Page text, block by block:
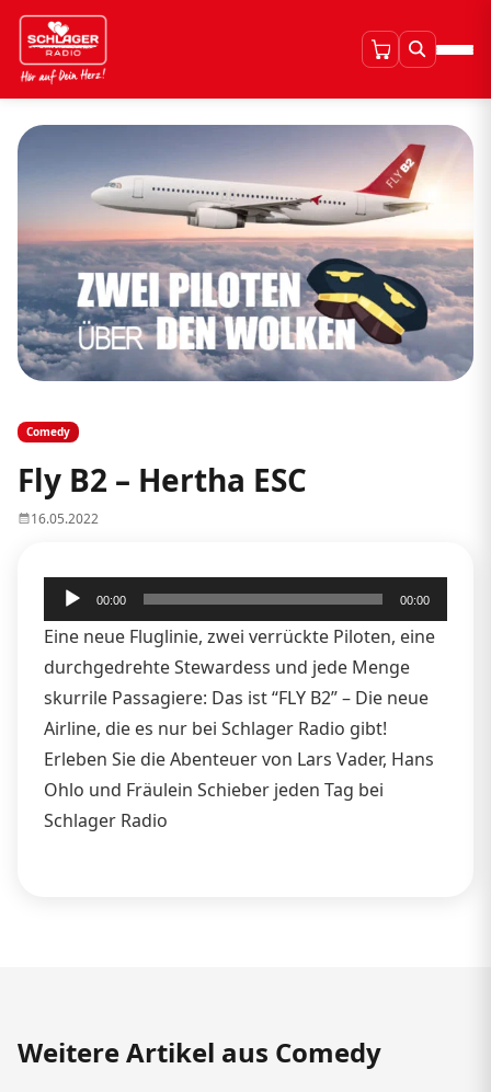
Comedy
Fly B2 – Hertha ESC
16.05.2022
Audio-
Player
00:00 00:00
Eine neue Fluglinie, zwei verrückte Piloten, eine
durchgedrehte Stewardess und jede Menge
skurrile Passagiere: Das ist “FLY B2” – Die neue
Airline, die es nur bei Schlager Radio gibt!
Erleben Sie die Abenteuer von Lars Vader, Hans
Ohlo und Fräulein Schieber jeden Tag bei
Schlager Radio
Weitere Artikel aus Comedy